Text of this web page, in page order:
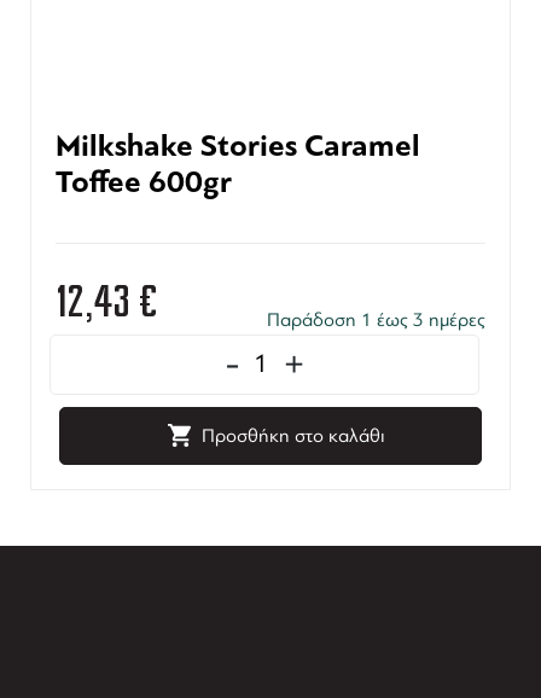
Milkshake Stories Caramel
Toffee 600gr
12,43 € Παράδοση 1 έως 3 ημέρες
- +
Προσθήκη στο καλάθι